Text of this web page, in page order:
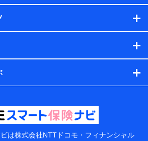
社NTTドコモ・フィナンシャルグルー
保有する保険契約に関する情報。例と
及び被保険者の氏名、住所、生年月
約者と被保険者の関係、保険加入の目
容、保険料、保険料のお支払方法、車
距離などの情報、建物の構造や築年数
トの種類や年齢などの情報などが含ま
領当事者が個人データを取得する方法
法等
者の範囲】
は株式会社NTTドコモ・フィナンシャル